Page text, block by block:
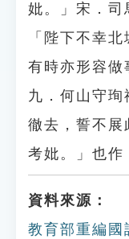
妣。」宋．司
「陛下不幸
有時亦形容做
九．何山守珣
徹去，誓不展
考妣。」也作
資料來源：
教育部重編國